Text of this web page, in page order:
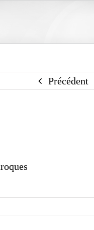
Précédent